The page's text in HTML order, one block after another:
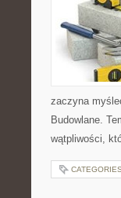
zaczyna
Budowlane.
wątpliwości,